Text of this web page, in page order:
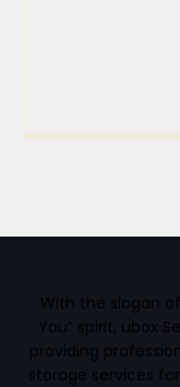
With the slogan
You” spirit, ubox
providing
storage services